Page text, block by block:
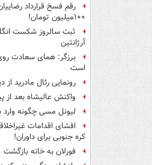
رقم فسخ قرارداد
۱۰۰میلیون تومان!
ثبت سالروز شکست
آرژانتین
برزگر: همای سعادت
است
رونمایی رئال مادرید از
واکنش عالیشاه بعد از
لیونل مسی چگونه وارد
افشای اقدامات
کره جنوبی برای داوران!
فورلان به خانه بازگشت